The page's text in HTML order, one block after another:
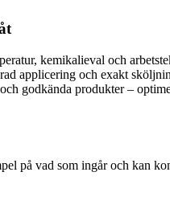
kemikalieval och
applicering och exakt
godkända produkter –
på vad som ingår och kan